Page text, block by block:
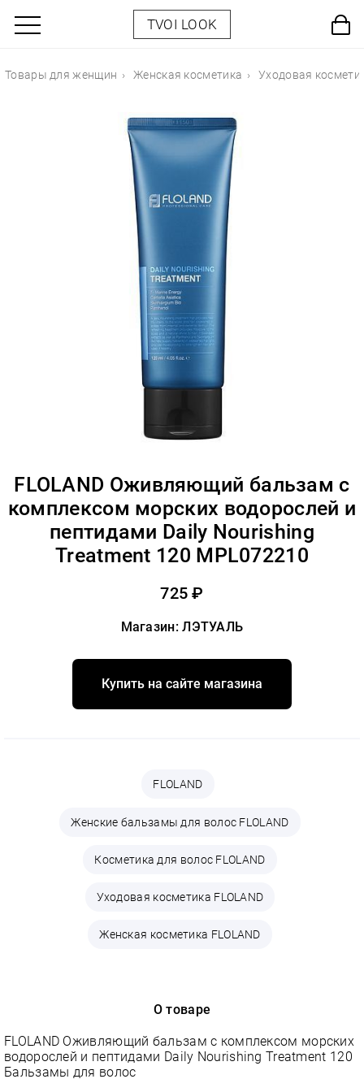
TVOI LOOK
Товары для женщин Женская косметика Уходовая
FLOLAND Оживляющий бальзам с
комплексом морских водорослей и
пептидами Daily Nourishing
Treatment 120 MPL072210
725 ₽
Магазин: ЛЭТУАЛЬ
Купить на сайте магазина
FLOLAND
Женские бальзамы для волос FLOLAND
Косметика для волос FLOLAND
Уходовая косметика FLOLAND
Женская косметика FLOLAND
О товаре
FLOLAND Оживляющий бальзам с комплексом морских
водорослей и пептидами Daily Nourishing Treatment 120
Бальзамы для волос